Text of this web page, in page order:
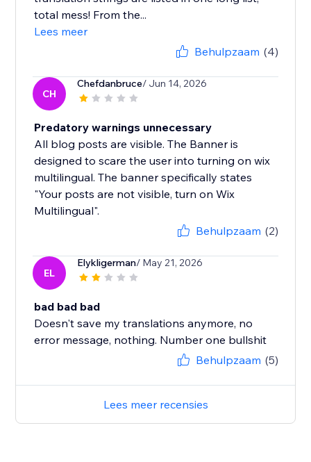
total mess! From the...
Lees meer
Behulpzaam (4)
CH
Chefdanbruce/ Jun 14, 2026
Predatory warnings unnecessary
All blog posts are visible. The Banner is
designed to scare the user into turning on wix
multilingual. The banner specifically states
"Your posts are not visible, turn on Wix
Multilingual".
Behulpzaam (2)
EL
Elykligerman/ May 21, 2026
bad bad bad
Doesn't save my translations anymore, no
error message, nothing. Number one bullshit
Behulpzaam (5)
Lees meer recensies